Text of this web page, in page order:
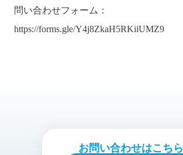
問い合わせフォーム：
https://forms.gle/Y4j8ZkaH5RKiiUMZ9
お問い合わせはこちら